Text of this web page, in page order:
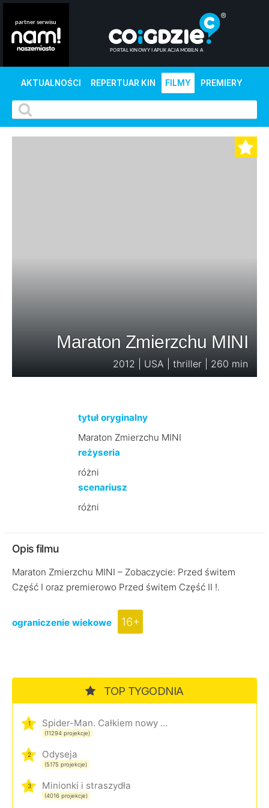
AKTUALNOŚCI REPERTUAR KIN FILMY PREMIERY
Maraton Zmierzchu MINI
2012 | USA | thriller | 260 min
tytuł oryginalny
Maraton Zmierzchu MINI
reżyseria
różni
scenariusz
różni
Opis filmu
Maraton Zmierzchu MINI – Zobaczycie: Przed świtem
Część I oraz premierowo Przed świtem Część II !.
ograniczenie wiekowe 16+
TOP TYGODNIA
1 Spider-Man. Całkiem nowy dzień
(11294 projekcje)
2 Odyseja
(5175 projekcje)
3 Minionki i straszydła
(4016 projekcje)